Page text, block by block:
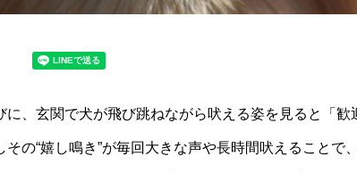
に、玄関で犬が飛び跳ねながら吠える姿を見ると「歓
その“嬉し鳴き”が毎回大きな声や長時間吠えることで